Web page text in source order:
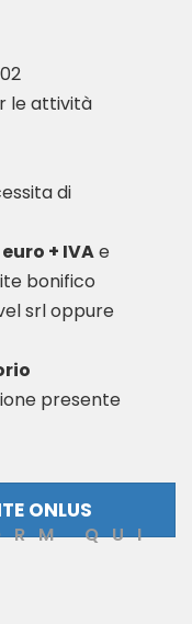
le attività
di
+ IVAe
bonifico
srl oppure
presente
ONLUS
QUI